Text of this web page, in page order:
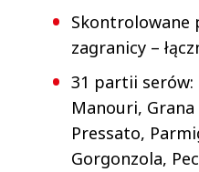
Skontrolowane
zagranicy –
31 partii serów:
Manouri, Grana
Pressato,
Gorgonzola,